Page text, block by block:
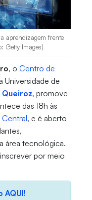
aprendizagem frente
Getty Images)
, o Centro de
Universidade de
Queiroz, promove
das 18h às
, e é aberto
área tecnológica.
por meio
AQUI!